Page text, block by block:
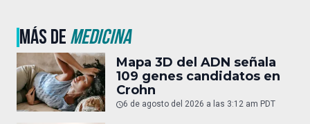
MÁS DEMEDICINA
Mapa 3D del ADN señala
109 genes candidatos en
Crohn
6 de agosto del 2026 a las 3:12 am PDT